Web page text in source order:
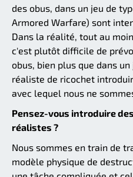
des obus, dans un jeu de
Armored Warfare) sont
Dans la réalité, tout au
c'est plutôt difficile de
obus, bien plus que dans
réaliste de ricochet
avec lequel nous ne
Pensez-vous introduire
réalistes ?
Nous sommes en train de
modèle physique de